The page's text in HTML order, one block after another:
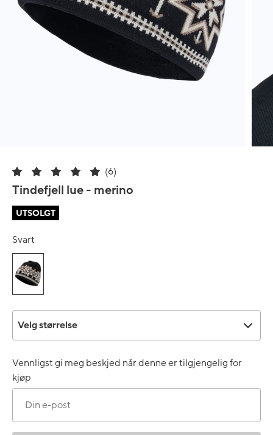
(6)
Tindefjell lue - merino
UTSOLGT
Svart
Velg størrelse
Vennligst gi meg beskjed når denne er tilgjengelig for
kjøp